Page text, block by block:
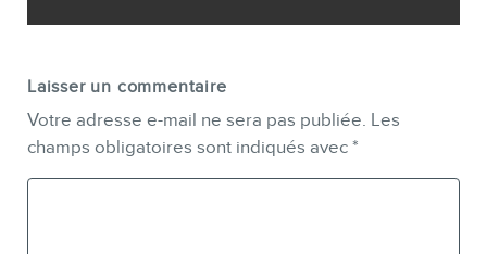
Laisser un commentaire
Votre adresse e-mail ne sera pas publiée. Les
champs obligatoires sont indiqués avec *